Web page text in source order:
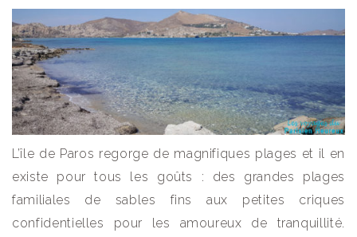
L’île de Paros regorge de magnifiques plages et il en
existe pour tous les goûts : des grandes plages
familiales de sables fins aux petites criques
confidentielles pour les amoureux de tranquillité.